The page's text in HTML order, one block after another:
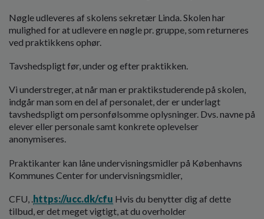
Nøgle udleveres af skolens sekretær Linda. Skolen har
mulighed for at udlevere en nøgle pr. gruppe, som returneres
ved praktikkens ophør.
Tavshedspligt før, under og efter praktikken.
Vi understreger, at når man er praktikstuderende på skolen,
indgår man som en del af personalet, der er underlagt
tavshedspligt om personfølsomme oplysninger. Dvs. navne på
elever eller personale samt konkrete oplevelser
anonymiseres.
Praktikanter kan låne undervisningsmidler på Københavns
Kommunes Center for undervisningsmidler,
CFU, .https://ucc.dk/cfu Hvis du benytter dig af dette
tilbud, er det meget vigtigt, at du overholder